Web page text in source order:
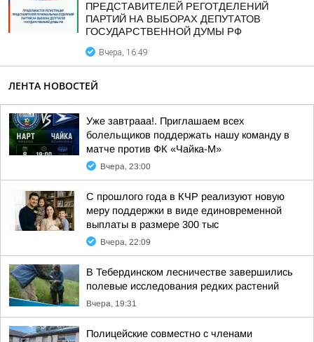
ПРЕДСТАВИТЕЛЕЙ РЕГОТДЕЛЕНИЙ
ПАРТИЙ НА ВЫБОРАХ ДЕПУТАТОВ
ГОСУДАРСТВЕННОЙ ДУМЫ РФ
Вчера, 16:49
ЛЕНТА НОВОСТЕЙ
Уже завтрааа!. Приглашаем всех
болельщиков поддержать нашу команду в
матче против ФК «Чайка-М»
Вчера, 23:00
С прошлого года в КЧР реализуют новую
меру поддержки в виде единовременной
выплаты в размере 300 тыс
Вчера, 22:09
В Тебердинском лесничестве завершились
полевые исследования редких растений
Вчера, 19:31
Полицейские совместно с членами